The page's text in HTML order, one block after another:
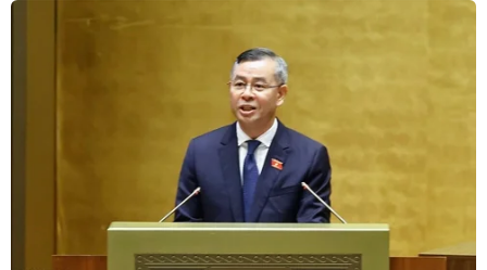
CƠ QUAN CHỦ QUẢN: THÔNG TẤN XÃ VIỆT NAM
Tổng Biên tập: TRẦN TIẾN DUẨN
Phó Tổng Biên tập: NGUYỄN THỊ TÁM, KHÚC THANH
THỦY